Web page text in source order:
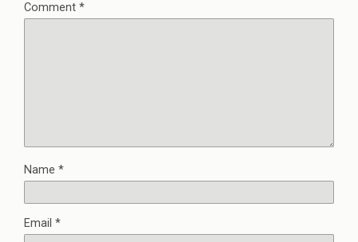
Comment *
Name *
Email *